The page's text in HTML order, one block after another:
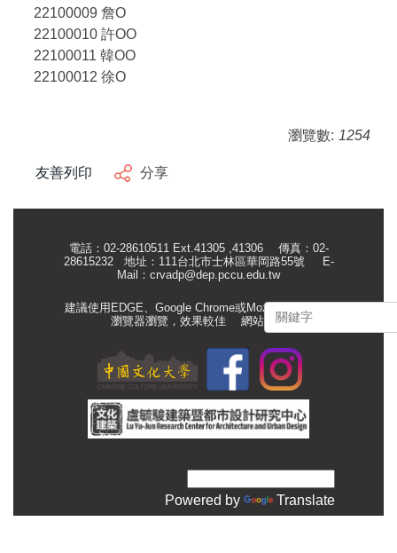
22100009 詹O
22100010 許OO
22100011 韓OO
22100012 徐O
瀏覽數: 1254
友善列印 分享
電話：02-28610511 Ext.41305 ,41306 傳真：02-
28615232 地址：111台北市士林區華岡路55號
E-
Mail： crvadp@dep.pccu.edu.tw
建議使用EDGE、Google Chrome或Mozilla Firefox等
瀏覽器瀏覽，效果較佳 網站管理
Powered by Translate